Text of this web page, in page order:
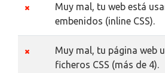
Muy mal, tu web está
embenidos (inline CSS).
Muy mal, tu página web
ficheros CSS (más de 4).